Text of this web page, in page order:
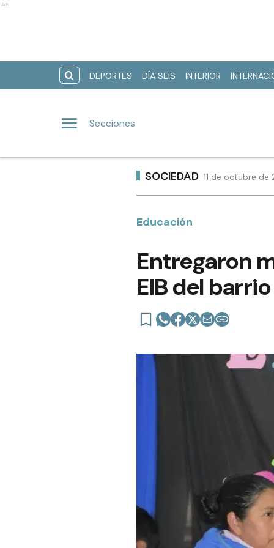
Ads
DEPORTES DÍA SEIS INTERIOR
Secciones
SOCIEDAD 11 de octubre
Educación
Entregaron
EIB del